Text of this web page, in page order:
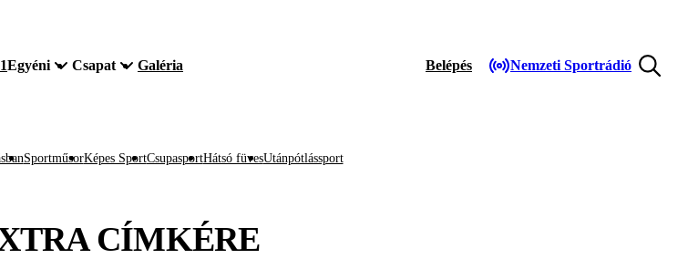
Egyéni Csapat Galéria Belépés Nemzeti Sportrádió
SportműsorKépes SportCsupasportHátsó füvesUtánpótlássport
CÍMKÉRE